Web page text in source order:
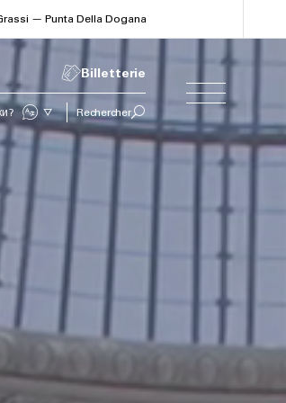
— Punta Della Dogana
Billetterie
Rechercher